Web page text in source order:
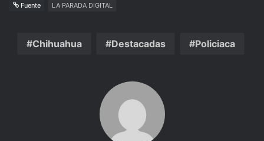
Fuente LA PARADA DIGITAL
Chihuahua Destacadas Policiaca